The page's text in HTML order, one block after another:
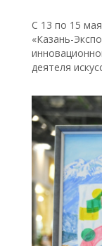
С 13 по 15
«Казань-
деятеля